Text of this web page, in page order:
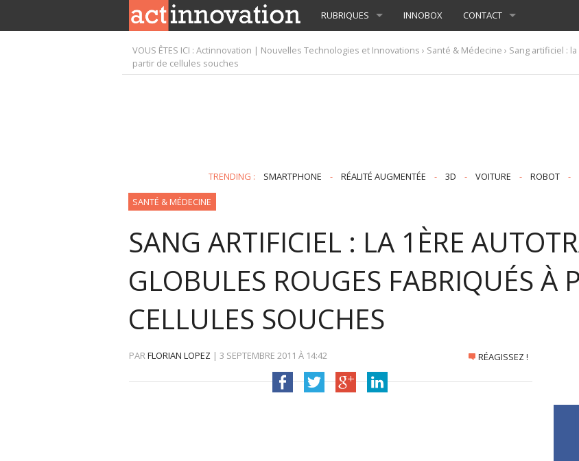
RUBRIQUES INNOBOX CONTACT
VOUS ÊTES ICI :Actinnovation | Nouvelles Technologies et Innovations › Santé & Médecine › Sang artificiel :
partir de cellules souches
TRENDING : SMARTPHONE - RÉALITÉ AUGMENTÉE - 3D - VOITURE - ROBOT -
SANTÉ & MÉDECINE
SANG ARTIFICIEL : LA 1ÈRE
GLOBULES ROUGES FABRIQUÉS À
CELLULES SOUCHES
PARFLORIAN LOPEZ | 3 SEPTEMBRE 2011 À 14:42 RÉAGISSEZ !